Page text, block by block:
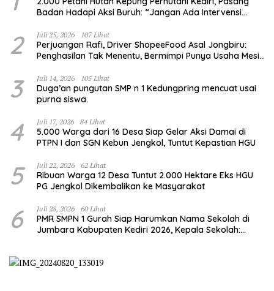
Badan Hadapi Aksi Buruh: “Jangan Ada Intervensi
2 Juli 25, 2026 107 Lihat
Perjuangan Rafi, Driver ShopeeFood Asal Jongbiru:
Penghasilan Tak Menentu, Bermimpi Punya Usaha Mesin
3 Juli 14, 2026 105 Lihat
Duga’an pungutan SMP n 1 Kedungpring mencuat usai
purna siswa.
4 Juli 17, 2026 84 Lihat
5.000 Warga dari 16 Desa Siap Gelar Aksi Damai di
PTPN I dan SGN Kebun Jengkol, Tuntut Kepastian HGU
5 Juli 22, 2026 62 Lihat
Ribuan Warga 12 Desa Tuntut 2.000 Hektare Eks HGU
PG Jengkol Dikembalikan ke Masyarakat
6 Juli 28, 2026 60 Lihat
PMR SMPN 1 Gurah Siap Harumkan Nama Sekolah di
Jumbara Kabupaten Kediri 2026, Kepala Sekolah: